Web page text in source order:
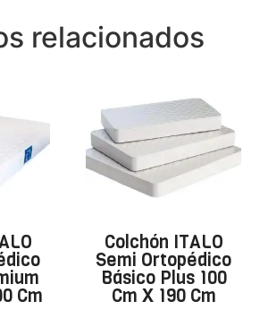
relacionados
Cm
Colchón ITALO
Semi Ortopédico
Básico Plus 100
Cm X 190 Cm